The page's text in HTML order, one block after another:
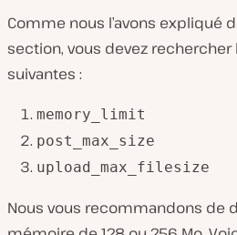
Comme nous l’avons expliqué
section, vous devez
suivantes :
memory_limit
post_max_size
upload_max_filesize
Nous vous recommandons de